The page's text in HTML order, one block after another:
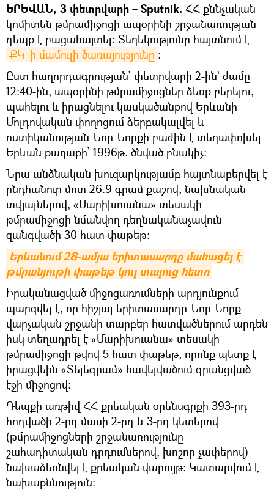
ԵՐԵՎԱՆ, 3 փետրվարի – Sputnik. ՀՀ քննչական
կոմիտեն թմրամիջոցի ապօրինի շրջանառության
դեպք է բացահայտել։ Տեղեկությունը հայտնում է
ՔԿ–ի մամուլի ծառայությունը ։
Ըստ հաղորդագրության` փետրվարի 2-ին՝ ժամը
12:40-ին, ապօրինի թմրամիջոցներ ձեռք բերելու,
պահելու և իրացնելու կասկածանքով Երևանի
Մոլդովական փողոցում ձերբակալվել և
ոստիկանության Նոր Նորքի բաժին է տեղափոխել
Երևան քաղաքի՝ 1996թ. ծնված բնակիչ:
Նրա անձնական խուզարկությամբ հայտնաբերվել է
ընդհանուր մոտ 26.9 գրամ քաշով, նախնական
տվյալներով, «Մարիխուանա» տեսակի
թմրամիջոցի նմանվող դեղնականաչավուն
զանգվածի 30 հատ փաթեթ։
Երևանում 28-ամյա երիտասարդը մահացել է
թմրանյութի փաթեթ կուլ տալուց հետո
Իրականացված միջոցառումների արդյունքում
պարզվել է, որ հիշյալ երիտասարդը Նոր Նորք
վարչական շրջանի տարբեր հատվածներում արդեն
իսկ տեղադրել է «Մարիխուանա» տեսակի
թմրամիջոցի թվով 5 հատ փաթեթ, որոնք պետք է
իրացվեին «Տելեգրամ» հավելվածում գրանցված
էջի միջոցով։
Դեպքի առթիվ ՀՀ քրեական օրենսգրքի 393-րդ
հոդվածի 2-րդ մասի 2-րդ և 3-րդ կետերով
(թմրամիջոցների շրջանառությունը
շահադիտական դրդումներով, խոշոր չափերով)
նախաձեռնվել է քրեական վարույթ: Կատարվում է
նախաքննություն: